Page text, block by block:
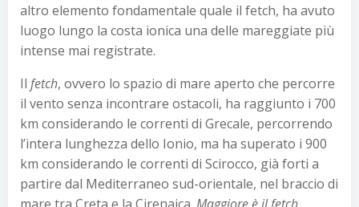
altro elemento fondamentale quale il fetch, ha avuto
luogo lungo la costa ionica una delle mareggiate più
intense mai registrate.
Il fetch, ovvero lo spazio di mare aperto che percorre
il vento senza incontrare ostacoli, ha raggiunto i 700
km considerando le correnti di Grecale, percorrendo
l’intera lunghezza dello Ionio, ma ha superato i 900
km considerando le correnti di Scirocco, già forti a
partire dal Mediterraneo sud-orientale, nel braccio di
mare tra Creta e la Cirenaica. Maggiore è il fetch,